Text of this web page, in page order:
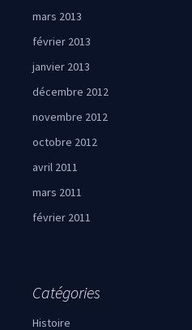
mars 2013
février 2013
janvier 2013
décembre 2012
novembre 2012
octobre 2012
avril 2011
mars 2011
février 2011
Catégories
Histoire